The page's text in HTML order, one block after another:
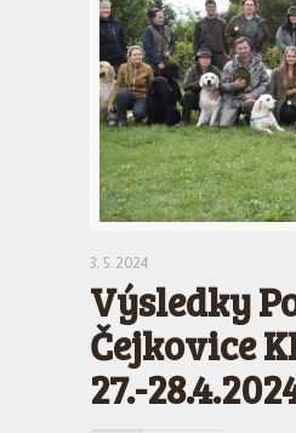
3. 5. 2024
Výsledky
Čejkovice
27.-